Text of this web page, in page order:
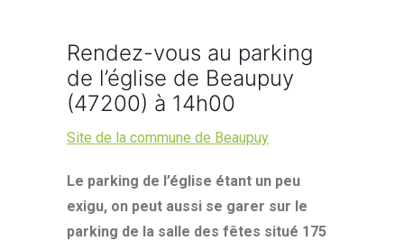
Rendez-vous au parking
de l’église de Beaupuy
(47200) à 14h00
Site de la commune de Beaupuy
Le parking de l’église étant un peu
exigu, on peut aussi se garer sur le
parking de la salle des fêtes situé 175